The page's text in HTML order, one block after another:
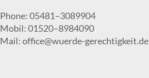
Pho­ne: 05481–3089904
Mobil: 01520–8984090
Mail: office@wuerde-gerechtigkeit.de